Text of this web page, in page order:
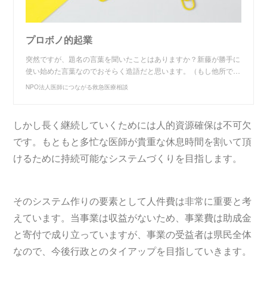
プロボノ的起業
突然ですが、題名の言葉を聞いたことはありますか？新藤が勝手に
使い始めた言葉なのでおそらく造語だと思います。（もし他所で…
NPO法人医師につながる救急医療相談
しかし長く継続していくためには人的資源確保は不可欠
です。もともと多忙な医師が貴重な休息時間を割いて頂
けるために持続可能なシステムづくりを目指します。
そのシステム作りの要素として人件費は非常に重要と考
えています。当事業は収益がないため、事業費は助成金
と寄付で成り立っていますが、事業の受益者は県民全体
なので、今後行政とのタイアップを目指していきます。